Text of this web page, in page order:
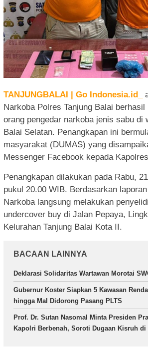
TANJUNGBALAI | Go Indonesia.id_
Narkoba Polres Tanjung Balai
orang pengedar narkoba jenis sabu di
Balai Selatan. Penangkapan ini
masyarakat (DUMAS) yang
Messenger Facebook kepada
Penangkapan dilakukan pada Rabu,
pukul 20.00 WIB. Berdasarkan
Narkoba langsung melakukan
undercover buy di Jalan Pepaya,
Kelurahan Tanjung Balai Kota II.
BACAAN LAINNYA
Deklarasi Solidaritas Wartawan Morotai
Gubernur Koster Siapkan 5 Kawasan
hingga Mal Didorong Pasang PLTS
Prof. Dr. Sutan Nasomal Minta Presiden
Kapolri Berbenah, Soroti Dugaan Kisruh di